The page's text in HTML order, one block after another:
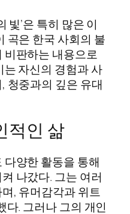
빛’은 특히 많은 이
곡은 한국 사회의 불
비판하는 내용으로
자신의 경험과 사
청중과의 깊은 유대
적인 삶
양한 활동을 통해
나갔다. 그는 여러
, 유머감각과 위트
다. 그러나 그의 개인